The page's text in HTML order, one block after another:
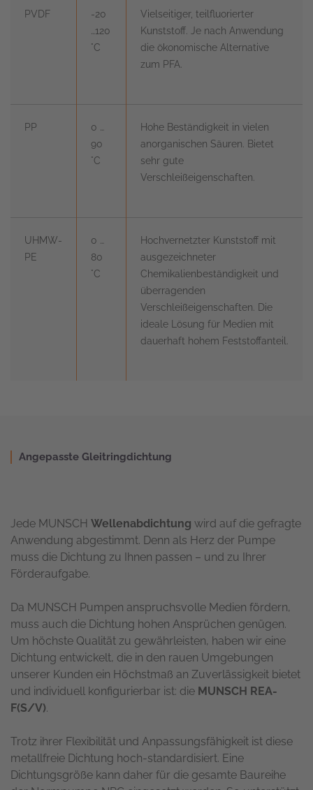
PVDF
-20
…120
°C
Vielseitiger, teilfluorierter
Kunststoff. Je nach Anwendung
die ökonomische Alternative
zum PFA.
PP
0 …
90
°C
Hohe Beständigkeit in vielen
anorganischen Säuren. Bietet
sehr gute
Verschleißeigenschaften.
UHMW-
PE
0 …
80
°C
Hochvernetzter Kunststoff mit
ausgezeichneter
Chemikalienbeständigkeit und
überragenden
Verschleißeigenschaften. Die
ideale Lösung für Medien mit
dauerhaft hohem Feststoffanteil.
Angepasste Gleitringdichtung
Jede MUNSCH Wellenabdichtung wird auf die gefragte
Anwendung abgestimmt. Denn als Herz der Pumpe
muss die Dichtung zu Ihnen passen – und zu Ihrer
Förderaufgabe.
Da MUNSCH Pumpen anspruchsvolle Medien fördern,
muss auch die Dichtung hohen Ansprüchen genügen.
Um höchste Qualität zu gewährleisten, haben wir eine
Dichtung entwickelt, die in den rauen Umgebungen
unserer Kunden ein Höchstmaß an Zuverlässigkeit bietet
und individuell konfigurierbar ist: die MUNSCH REA-
F(S/V).
Trotz ihrer Flexibilität und Anpassungsfähigkeit ist diese
metallfreie Dichtung hoch-standardisiert. Eine
Dichtungsgröße kann daher für die gesamte Baureihe